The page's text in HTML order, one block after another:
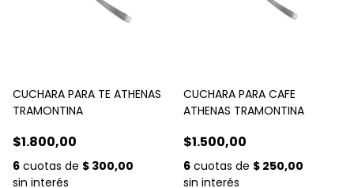
CUCHARA PARA TE ATHENAS
TRAMONTINA
$1.800,00
CUCHARA PARA CAFE
ATHENAS TRAMONTINA
$1.500,00